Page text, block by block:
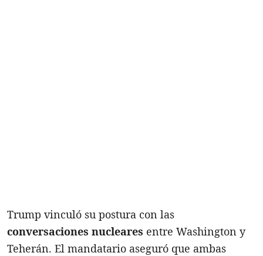
Trump vinculó su postura con las
conversaciones nucleares entre Washington y
Teherán. El mandatario aseguró que ambas